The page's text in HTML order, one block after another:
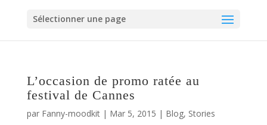
Sélectionner une page
L’occasion de promo ratée au
festival de Cannes
par Fanny-moodkit| Mar 5, 2015 | Blog, Stories